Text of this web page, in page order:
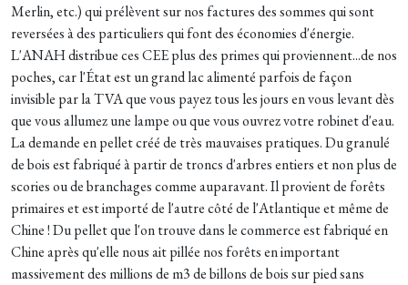
Merlin, etc.) qui prélèvent sur nos factures des sommes qui sont
reversées à des particuliers qui font des économies d'énergie.
L'ANAH distribue ces CEE plus des primes qui proviennent...de nos
poches, car l'État est un grand lac alimenté parfois de façon
invisible par la TVA que vous payez tous les jours en vous levant dès
que vous allumez une lampe ou que vous ouvrez votre robinet d'eau.
La demande en pellet créé de très mauvaises pratiques. Du granulé
de bois est fabriqué à partir de troncs d'arbres entiers et non plus de
scories ou de branchages comme auparavant. Il provient de forêts
primaires et est importé de l'autre côté de l'Atlantique et même de
Chine ! Du pellet que l'on trouve dans le commerce est fabriqué en
Chine après qu'elle nous ait pillée nos forêts en important
massivement des millions de m3 de billons de bois sur pied sans